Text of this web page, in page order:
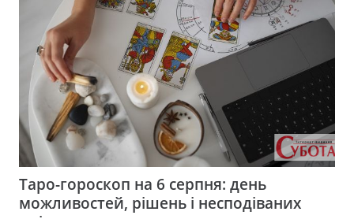
Таро-гороскоп на 6 серпня: день
можливостей, рішень і несподіваних